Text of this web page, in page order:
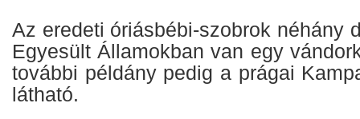
Az eredeti óriásbébi-szobrok néhány
Egyesült Államokban van egy
további példány pedig a prágai
látható.